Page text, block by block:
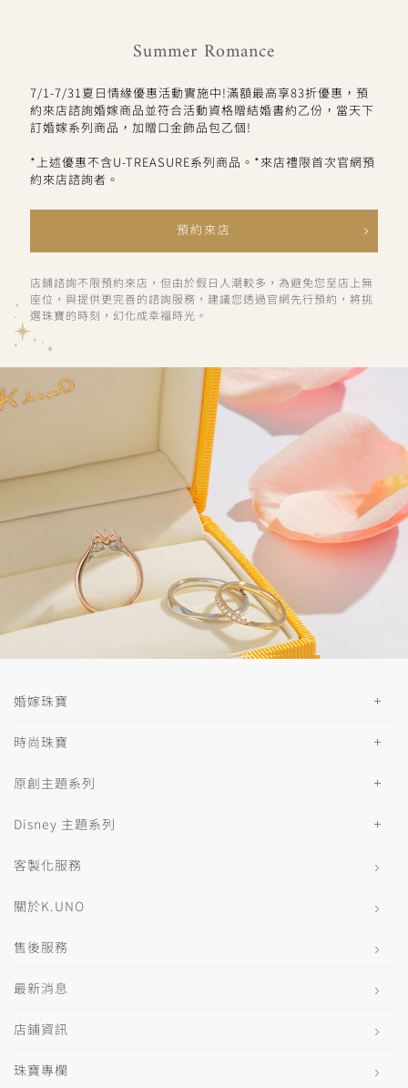
Summer Romance
7/1-7/31夏日情緣優惠活動實施中!滿額最高享83折優惠，預
約來店諮詢婚嫁商品並符合活動資格贈結婚書約乙份，當天下
訂婚嫁系列商品，加贈口金飾品包乙個!
*上述優惠不含U-TREASURE系列商品。*來店禮限首次官網預
約來店諮詢者。
預約來店
店鋪諮詢不限預約來店，但由於假日人潮較多，為避免您至店上無
座位，與提供更完善的諮詢服務，建議您透過官網先行預約，將挑
選珠寶的時刻，幻化成幸福時光。
婚嫁珠寶
時尚珠寶
原創主題系列
Disney 主題系列
客製化服務
關於K.UNO
售後服務
最新消息
店鋪資訊
珠寶專欄